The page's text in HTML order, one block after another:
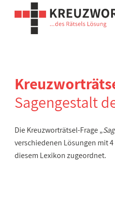
Sagengestalt
Die Kreuzworträtsel-Frage „
verschiedenen Lösungen mit
diesem Lexikon zugeordnet.